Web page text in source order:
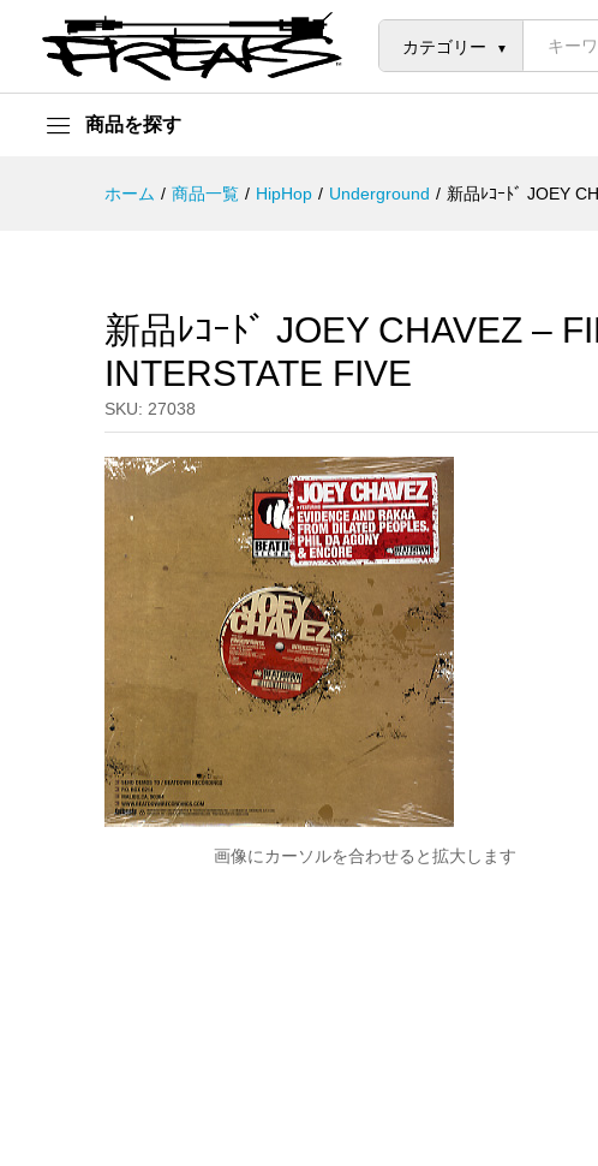
カテゴリー
商品を探す
ホーム / 商品一覧 / HipHop / Underground / 新品ﾚｺｰﾄﾞ JOEY
新品ﾚｺｰﾄﾞ JOEY CHAVEZ –
INTERSTATE FIVE
SKU: 27038
画像にカーソルを合わせると拡大します
新品ﾚｺｰﾄﾞ JOEY CHAVEZ -
説明